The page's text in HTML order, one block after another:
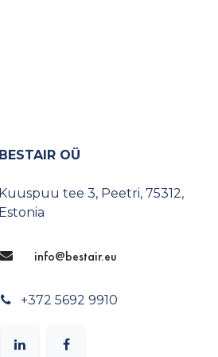
BESTAIR OÜ
Kuuspuu tee 3, Peetri, 75312,
Estonia
info@​bestair.eu
+372 5692 9910